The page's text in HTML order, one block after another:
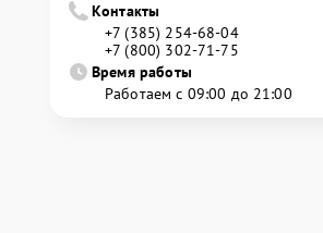
Контакты
+7 (385) 254-68-04
+7 (800) 302-71-75
Время работы
Работаем с 09:00 до 21:00